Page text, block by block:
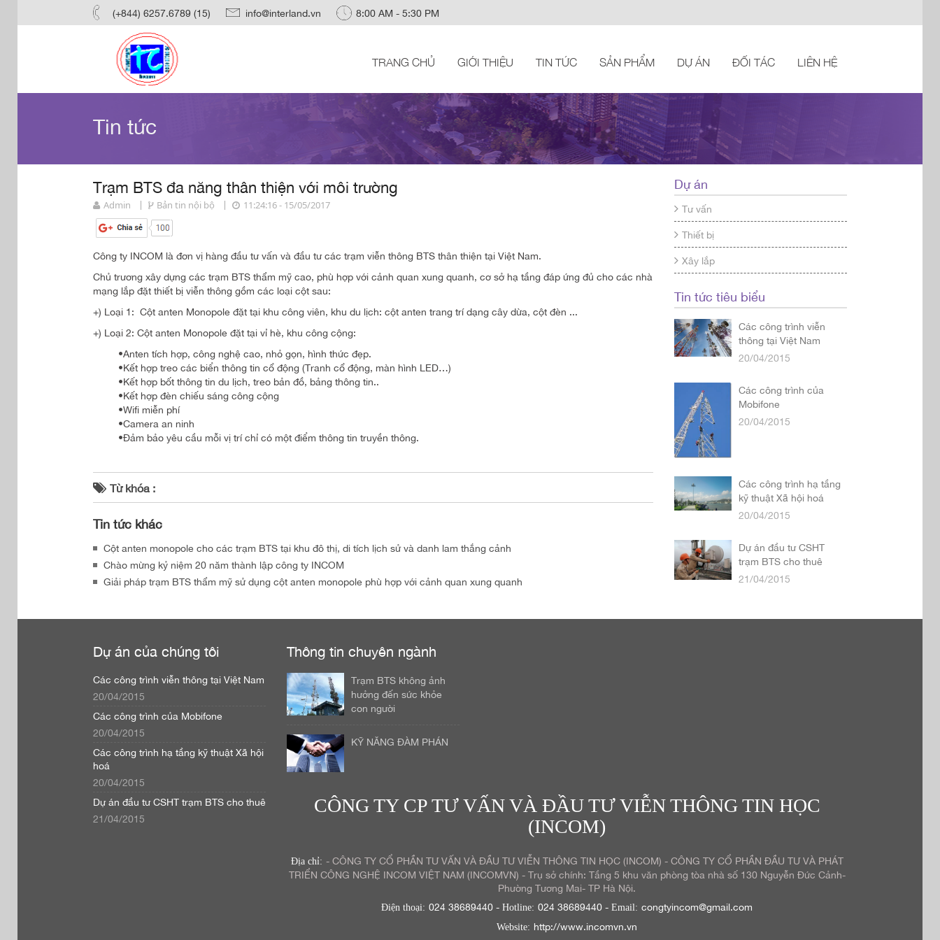
(+844) 6257.6789 (15) info@interland.vn 8:00 AM - 5:30 PM
TRANG CHỦ GIỚI THIỆU TIN TỨC SẢN PHẨM DỰ ÁN ĐỐI TÁC LIÊN HỆ
Tin tức
Trạm BTS đa năng thân thiện với môi trường
Admin Bản tin nội bộ 11:24:16 - 15/05/2017
Công ty INCOM là đơn vị hàng đầu tư vấn và đầu tư các trạm viễn thông BTS thân thiện tại Việt Nam.
Chủ trương xây dựng các trạm BTS thẩm mỹ cao, phù hợp với cảnh quan xung quanh, cơ sở hạ tầng đáp ứng đủ cho các nhà
mạng lắp đặt thiết bị viễn thông gồm các loại cột sau:
+) Loại 1: Cột anten Monopole đặt tại khu công viên, khu du lịch: cột anten trang trí dạng cây dừa, cột đèn ...
+) Loại 2: Cột anten Monopole đặt tại vỉ hè, khu công cộng:
•Anten tích hợp, công nghệ cao, nhỏ gọn, hình thức đẹp.
•Kết hợp treo các biển thông tin cổ động (Tranh cổ động, màn hình LED…)
•Kết hợp bốt thông tin du lịch, treo bản đồ, bảng thông tin..
•Kết hợp đèn chiếu sáng công cộng
•Wifi miễn phí
•Camera an ninh
•Đảm bảo yêu cầu mỗi vị trí chỉ có một điểm thông tin truyền thông.
Từ khóa :
Tin tức khác
Cột anten monopole cho các trạm BTS tại khu đô thị, di tích lịch sử và danh lam thắng cảnh
Chào mừng kỷ niệm 20 năm thành lập công ty INCOM
Giải pháp trạm BTS thẩm mỹ sử dụng cột anten monopole phù hợp với cảnh quan xung quanh
Dự án
Tư vấn
Thiết bị
Xây lắp
Tin tức tiêu biểu
Các công trình viễn
thông tại Việt Nam
20/04/2015
Các công trình của
Mobifone
20/04/2015
Các công trình hạ tầng
kỹ thuật Xã hội hoá
20/04/2015
Dự án đầu tư CSHT
trạm BTS cho thuê
21/04/2015
Dự án của chúng tôi
Các công trình viễn thông tại Việt Nam
20/04/2015
Các công trình của Mobifone
20/04/2015
Các công trình hạ tầng kỹ thuật Xã hội
hoá
20/04/2015
Dự án đầu tư CSHT trạm BTS cho thuê
21/04/2015
Thông tin chuyên ngành
Trạm BTS không ảnh
hưởng đến sức khỏe
con người
KỸ NĂNG ĐÀM PHÁN
CÔNG TY CP TƯ VẤN VÀ ĐẦU TƯ VIỄN THÔNG TIN HỌC
(INCOM)
Địa chỉ: - CÔNG TY CỔ PHẦN TƯ VẤN VÀ ĐẦU TƯ VIỄN THÔNG TIN HỌC (INCOM) - CÔNG TY CỔ PHẦN ĐẦU TƯ VÀ PHÁT
TRIỂN CÔNG NGHỆ INCOM VIỆT NAM (INCOMVN) - Trụ sở chính: Tầng 5 khu văn phòng tòa nhà số 130 Nguyễn Đức Cảnh-
Phường Tương Mai- TP Hà Nội.
Điện thoại: 024 38689440 - Hotline: 024 38689440 - Email: congtyincom@gmail.com
Website: http://www.incomvn.vn